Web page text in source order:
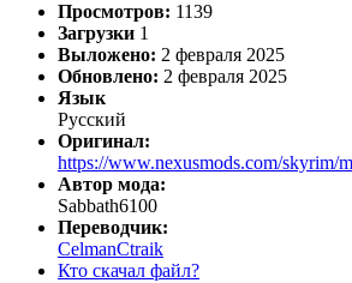
Просмотров: 1139
Загрузки 1
Выложено: 2 февраля 2025
Обновлено: 2 февраля 2025
Язык
Русский
Оригинал:
https://www.nexusmods.com/skyrim/
Автор мода:
Sabbath6100
Переводчик:
CelmanCtraik
Кто скачал файл?